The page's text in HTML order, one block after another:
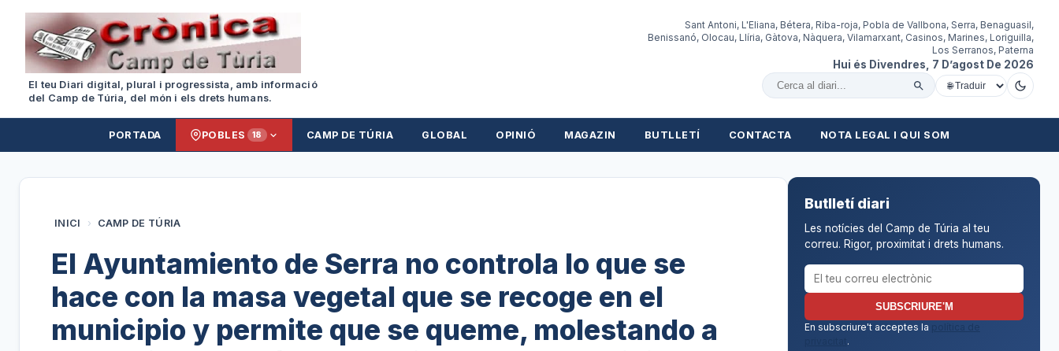
El teu Diari digital, plural i progressista, amb informació
del Camp de Túria, del món i els drets humans.
Sant Antoni, L'Eliana, Bétera, Riba-roja, Pobla de Vallbona, Serra, Benaguasil,
Benissanó, Olocau, Llíria, Gàtova, Nàquera, Vilamarxant, Casinos, Marines, Loriguilla,
Los Serranos, Paterna
Hui és Divendres, 7 D’agost De 2026
Cercar al diari
PORTADA POBLES 18 CAMP DE TÚRIA GLOBAL OPINIÓ MAGAZIN BUTLLETÍ CONTACTA NOTA LEGAL I QUI SOM
INICI › CAMP DE TÚRIA
El Ayuntamiento de Serra no controla lo que se
hace con la masa vegetal que se recoge en el
municipio y permite que se queme, molestando a
Butlletí diari
Les notícies del Camp de Túria al teu
correu. Rigor, proximitat i drets humans.
Correu electrònic per al butlletí
SUBSCRIURE'M
En subscriure't acceptes la
política de
.